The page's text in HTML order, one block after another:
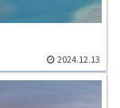
2024.12.13